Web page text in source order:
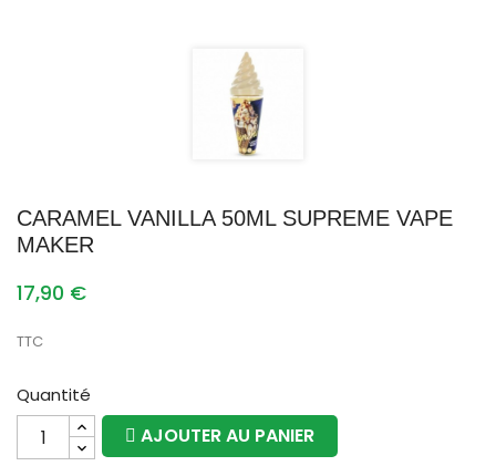
CARAMEL VANILLA 50ML SUPREME VAPE
MAKER
17,90 €
TTC
Quantité
AJOUTER AU PANIER